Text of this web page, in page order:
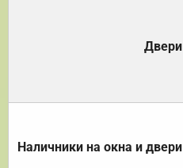
Двери
Наличники на окна и двери